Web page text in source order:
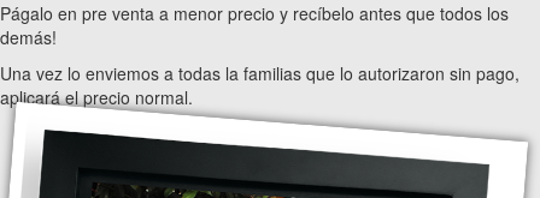
Págalo en pre venta a menor precio y recíbelo antes que todos los
demás!
Una vez lo enviemos a todas la familias que lo autorizaron sin pago,
aplicará el precio normal.